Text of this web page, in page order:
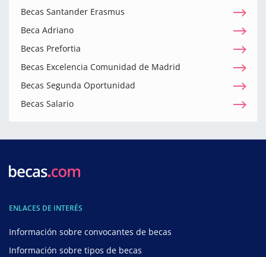
Becas Santander Erasmus
Beca Adriano
Becas Prefortia
Becas Excelencia Comunidad de Madrid
Becas Segunda Oportunidad
Becas Salario
ENLACES DE INTERÉS
Información sobre convocantes de becas
Información sobre tipos de becas